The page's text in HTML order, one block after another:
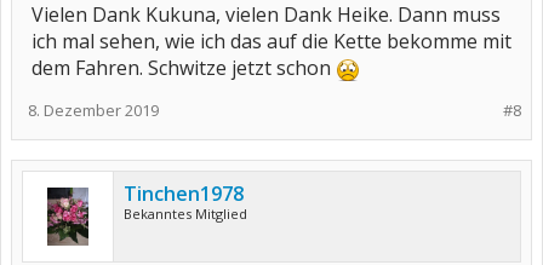
Vielen Dank Kukuna, vielen Dank Heike. Dann muss
ich mal sehen, wie ich das auf die Kette bekomme mit
dem Fahren. Schwitze jetzt schon
#8
8. Dezember 2019
Tinchen1978
Bekanntes Mitglied